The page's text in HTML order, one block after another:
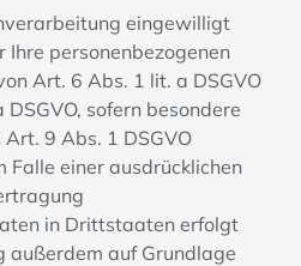
eingewilligt
personenbezogenen
Art. 6 Abs. 1 lit. a DSGVO
sofern besondere
9 Abs. 1 DSGVO
einer ausdrücklichen
in Drittstaaten erfolgt
auf Grundlage